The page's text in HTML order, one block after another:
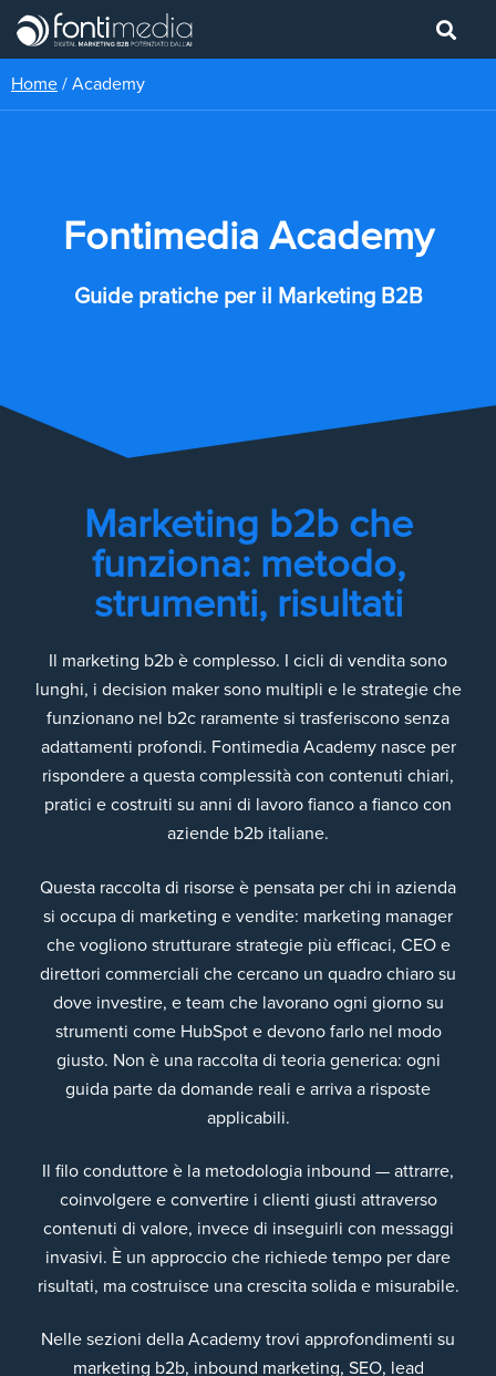
Home / Academy
Fontimedia Academy
Guide pratiche per il Marketing B2B
Marketing b2b che
funziona: metodo,
strumenti, risultati
Il marketing b2b è complesso. I cicli di vendita sono
lunghi, i decision maker sono multipli e le strategie che
funzionano nel b2c raramente si trasferiscono senza
adattamenti profondi. Fontimedia Academy nasce per
rispondere a questa complessità con contenuti chiari,
pratici e costruiti su anni di lavoro fianco a fianco con
aziende b2b italiane.
Questa raccolta di risorse è pensata per chi in azienda
si occupa di marketing e vendite: marketing manager
che vogliono strutturare strategie più efficaci, CEO e
direttori commerciali che cercano un quadro chiaro su
dove investire, e team che lavorano ogni giorno su
strumenti come HubSpot e devono farlo nel modo
giusto. Non è una raccolta di teoria generica: ogni
guida parte da domande reali e arriva a risposte
applicabili.
Il filo conduttore è la metodologia inbound — attrarre,
coinvolgere e convertire i clienti giusti attraverso
contenuti di valore, invece di inseguirli con messaggi
invasivi. È un approccio che richiede tempo per dare
risultati, ma costruisce una crescita solida e misurabile.
Nelle sezioni della Academy trovi approfondimenti su
marketing b2b, inbound marketing, SEO, lead